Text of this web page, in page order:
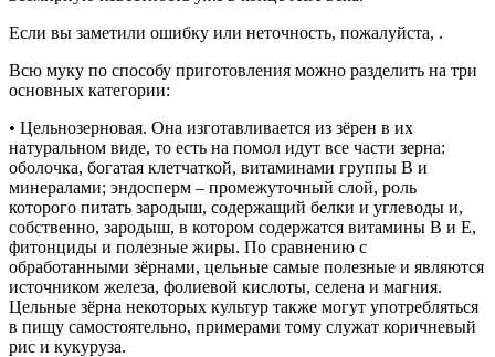
Если вы заметили ошибку или неточность, пожалуйста, .
Всю муку по способу приготовления можно разделить на три
основных категории:
• Цельнозерновая. Она изготавливается из зёрен в их
натуральном виде, то есть на помол идут все части зерна:
оболочка, богатая клетчаткой, витаминами группы B и
минералами; эндосперм – промежуточный слой, роль
которого питать зародыш, содержащий белки и углеводы и,
собственно, зародыш, в котором содержатся витамины B и E,
фитонциды и полезные жиры. По сравнению с
обработанными зёрнами, цельные самые полезные и являются
источником железа, фолиевой кислоты, селена и магния.
Цельные зёрна некоторых культур также могут употребляться
в пищу самостоятельно, примерами тому служат коричневый
рис и кукуруза.